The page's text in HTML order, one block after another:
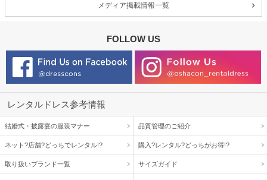
メディア掲載情報一覧
FOLLOW US
レンタルドレス参考情報
結婚式・披露宴の服装マナー 品質管理のご紹介
ネット?店舗?どっちでレンタル!? 購入?レンタル?どっちがお得!?
取り扱いブランド一覧 サイズガイド